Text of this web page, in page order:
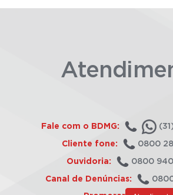
Fale com o BDMG:
Cliente fone: 0800
Ouvidoria: 0800
Canal de Denúncias: